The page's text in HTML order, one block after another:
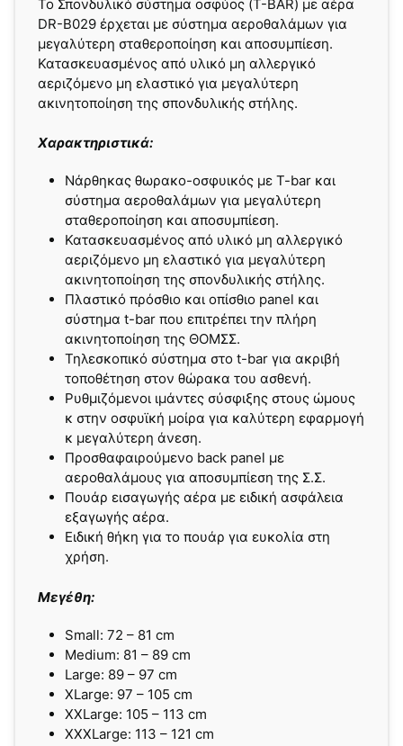
To Σπονδυλικό σύστημα οσφύος (T-BAR) με αέρα
DR-B029 έρχεται με σύστημα αεροθαλάμων για
μεγαλύτερη σταθεροποίηση και αποσυμπίεση.
Κατασκευασμένος από υλικό μη αλλεργικό
αεριζόμενο μη ελαστικό για μεγαλύτερη
ακινητοποίηση της σπονδυλικής στήλης.
Χαρακτηριστικά:
Νάρθηκας θωρακο-οσφυικός με T-bar και
σύστημα αεροθαλάμων για μεγαλύτερη
σταθεροποίηση και αποσυμπίεση.
Κατασκευασμένος από υλικό μη αλλεργικό
αεριζόμενο μη ελαστικό για μεγαλύτερη
ακινητοποίηση της σπονδυλικής στήλης.
Πλαστικό πρόσθιο και οπίσθιο panel και
σύστημα t-bar που επιτρέπει την πλήρη
ακινητοποίηση της ΘΟΜΣΣ.
Τηλεσκοπικό σύστημα στο t-bar για ακριβή
τοποθέτηση στον θώρακα του ασθενή.
Ρυθμιζόμενοι ιμάντες σύσφιξης στους ώμους
κ στην οσφυϊκή μοίρα για καλύτερη εφαρμογή
κ μεγαλύτερη άνεση.
Προσθαφαιρούμενο back panel με
αεροθαλάμους για αποσυμπίεση της Σ.Σ.
Πουάρ εισαγωγής αέρα με ειδική ασφάλεια
εξαγωγής αέρα.
Ειδική θήκη για το πουάρ για ευκολία στη
χρήση.
Μεγέθη:
Small: 72 – 81 cm
Medium: 81 – 89 cm
Large: 89 – 97 cm
XLarge: 97 – 105 cm
XXLarge: 105 – 113 cm
XXXLarge: 113 – 121 cm